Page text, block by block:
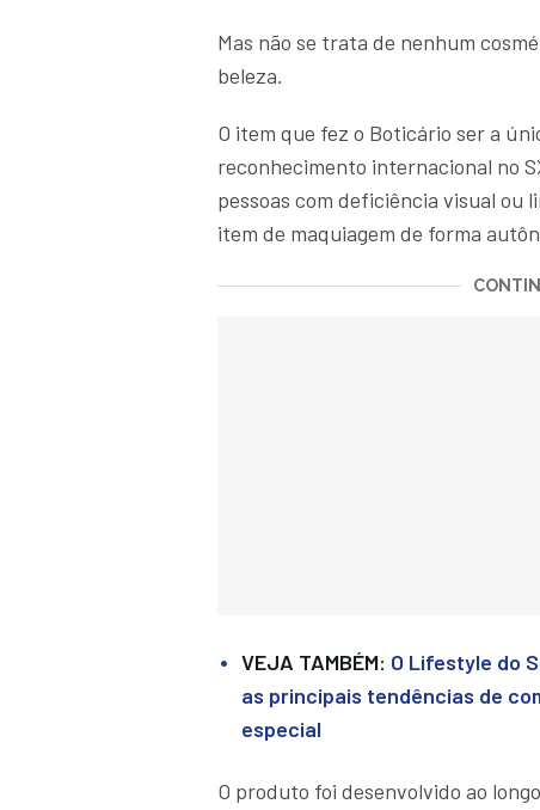
Mas não se trata de nenhum
beleza.
O item que fez o Boticário ser a
reconhecimento internacional no
pessoas com deficiência visual ou
item de maquiagem de forma
VEJA TAMBÉM: O Lifestyle do
as principais tendências de
especial
O produto foi desenvolvido ao